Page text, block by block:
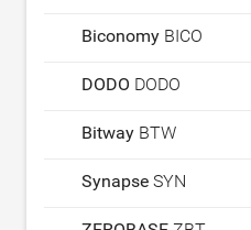
Biconomy BICO
DODO DODO
Bitway BTW
Synapse SYN